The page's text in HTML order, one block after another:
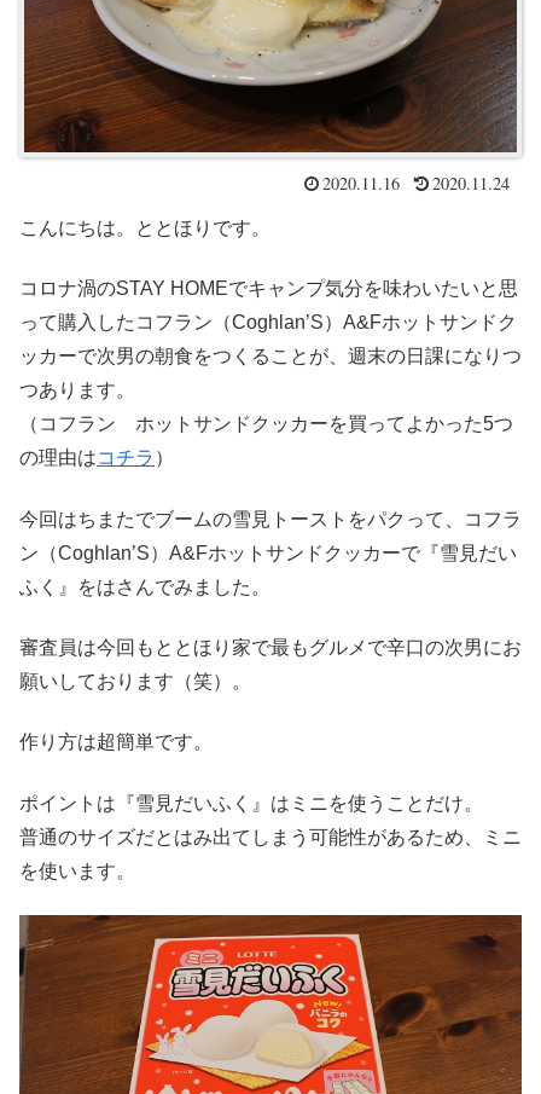
2020.11.16 2020.11.24
こんにちは。ととほりです。
コロナ渦のSTAY HOMEでキャンプ気分を味わいたいと思
って購入したコフラン（Coghlan’S）A&Fホットサンドク
ッカーで次男の朝食をつくることが、週末の日課になりつ
つあります。
（コフラン ホットサンドクッカーを買ってよかった5つ
の理由はコチラ ）
今回はちまたでブームの雪見トーストをパクって、コフラ
ン（Coghlan’S）A&Fホットサンドクッカーで『雪見だい
ふく』をはさんでみました。
審査員は今回もととほり家で最もグルメで辛口の次男にお
願いしております（笑）。
作り方は超簡単です。
ポイントは『雪見だいふく』はミニを使うことだけ。
普通のサイズだとはみ出てしまう可能性があるため、ミニ
を使います。